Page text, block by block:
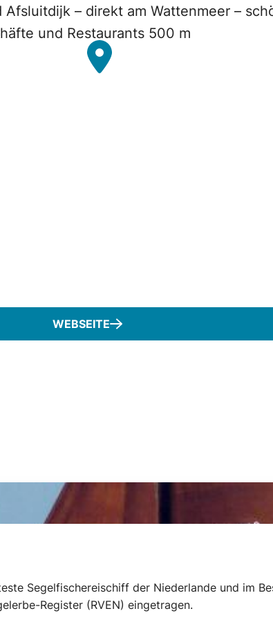
– direkt am Wattenmeer –
und Restaurants 500 m
WEBSEITE
Segelfischereischiff der Niederlande und im
Register (RVEN) eingetragen.